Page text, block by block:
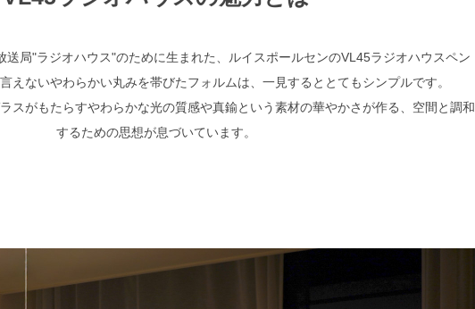
送局"ラジオハウス"のために生まれた、ルイスポールセンのVL45ラジオハウスペン
えないやわらかい丸みを帯びたフォルムは、一見するととてもシンプルです。
スがもたらすやわらかな光の質感や真鍮という素材の華やかさが作る、空間と調和
するための思想が息づいています。